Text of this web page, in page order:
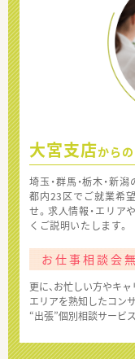
大宮支店からの
埼玉・群馬・栃木・新
都内23区でご就業希
せ。求人情報・エリ
くご説明いたします。
お仕事相談会
更に、お忙しい方やキ
エリアを熟知したコン
“出張”個別相談サービ